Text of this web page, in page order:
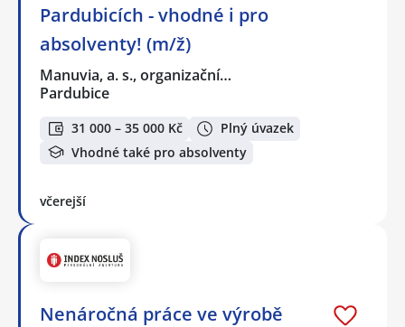
Pardubicích - vhodné i pro
absolventy! (m/ž)
Manuvia, a. s., organizační…
Pardubice
31 000 – 35 000 Kč
Plný úvazek
Vhodné také pro absolventy
včerejší
Nenáročná práce ve výrobě